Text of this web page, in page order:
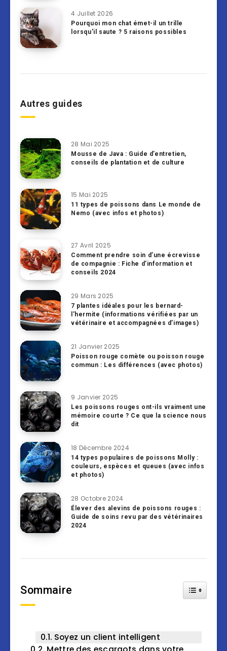
4 Juillet 2026
Pourquoi mon chat émet-il un trille
lorsqu’il saute ? 5 raisons possibles
Autres guides
28 Mai 2025
Mousse de Java : Guide d’entretien,
conseils de plantation et de culture
15 Mai 2025
11 types de poissons dans Le monde de
Nemo (avec infos et photos)
27 Avril 2025
Comment prendre soin d’une écrevisse
de compagnie : Fiche d’information et
conseils 2024
29 Mars 2025
7 plantes idéales pour les bernard-
l’hermite (informations vérifiées par un
vétérinaire et accompagnées d’images)
21 Janvier 2025
Poisson rouge comète ou poisson rouge
commun : Les différences (avec photos)
9 Janvier 2025
Les poissons rouges ont-ils vraiment une
mémoire courte ? Ce que la science nous
dit
18 Décembre 2024
14 types populaires de poissons Molly :
couleurs, espèces et queues (avec infos
et photos)
28 Octobre 2024
Élever des alevins de poissons rouges :
Guide de soins revu par des vétérinaires
2024
Sommaire Toggle
Soyez un client intelligent